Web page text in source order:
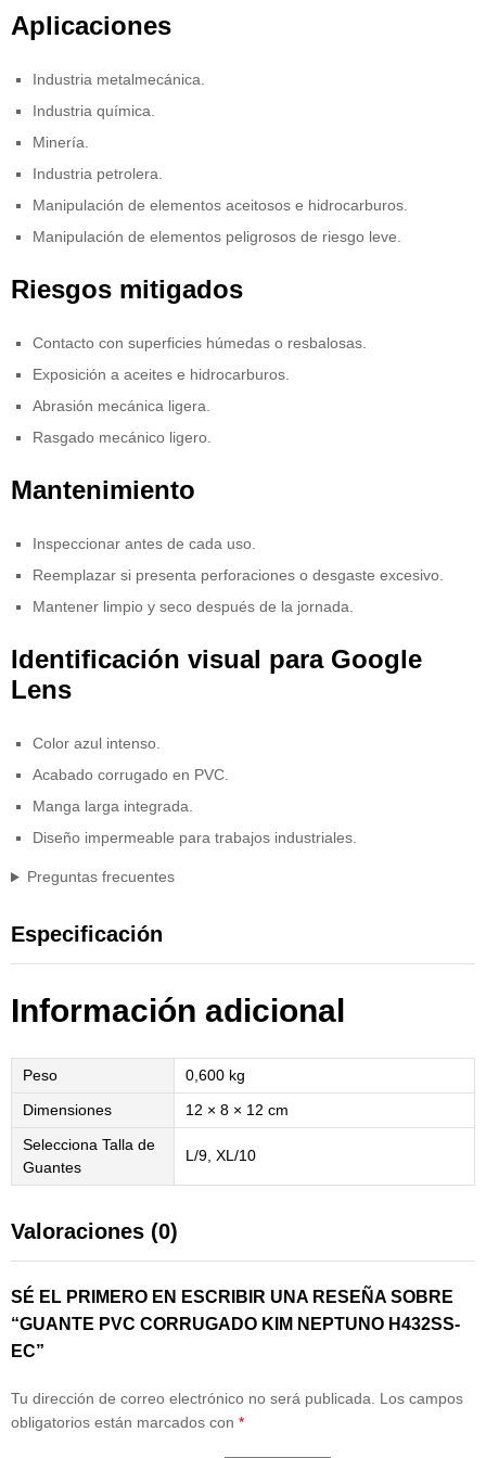
Aplicaciones
Industria metalmecánica.
Industria química.
Minería.
Industria petrolera.
Manipulación de elementos aceitosos e hidrocarburos.
Manipulación de elementos peligrosos de riesgo leve.
Riesgos mitigados
Contacto con superficies húmedas o resbalosas.
Exposición a aceites e hidrocarburos.
Abrasión mecánica ligera.
Rasgado mecánico ligero.
Mantenimiento
Inspeccionar antes de cada uso.
Reemplazar si presenta perforaciones o desgaste excesivo.
Mantener limpio y seco después de la jornada.
Identificación visual para Google
Lens
Color azul intenso.
Acabado corrugado en PVC.
Manga larga integrada.
Diseño impermeable para trabajos industriales.
Preguntas frecuentes
Especificación
Información adicional
Peso
0,600 kg
Dimensiones
12 × 8 × 12 cm
Selecciona Talla de
Guantes
L/9, XL/10
Valoraciones (0)
SÉ EL PRIMERO EN ESCRIBIR UNA RESEÑA SOBRE
“GUANTE PVC CORRUGADO KIM NEPTUNO H432SS-
EC”
Tu dirección de correo electrónico no será publicada.
Los campos
obligatorios están marcados con *